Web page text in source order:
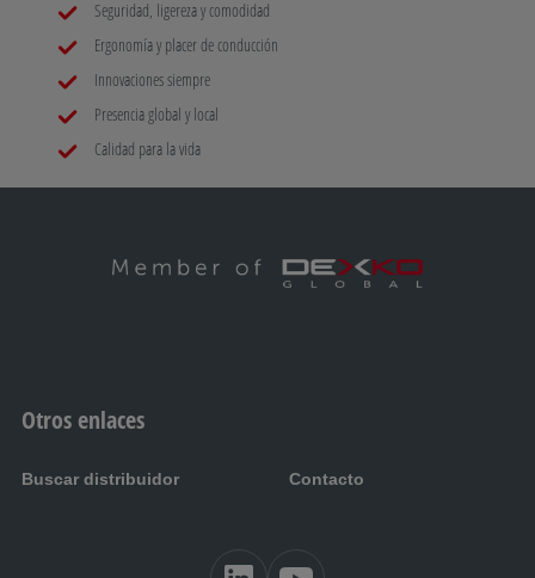
Seguridad, ligereza y comodidad
Ergonomía y placer de conducción
Innovaciones siempre
Presencia global y local
Calidad para la vida
Otros enlaces
Buscar distribuidor Contacto